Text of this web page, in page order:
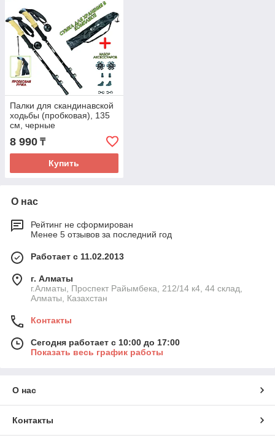
Палки для скандинавской
ходьбы (пробковая), 135
см, черные
8 990 ₸
Купить
О нас
Рейтинг не сформирован
Менее 5 отзывов за последний год
Работает с 11.02.2013
г. Алматы
г.Алматы, Проспект Райымбека, 212/14 к4, 44 склад,
Алматы, Казахстан
Контакты
Сегодня работает с 10:00 до 17:00
Показать весь график работы
О нас
Контакты